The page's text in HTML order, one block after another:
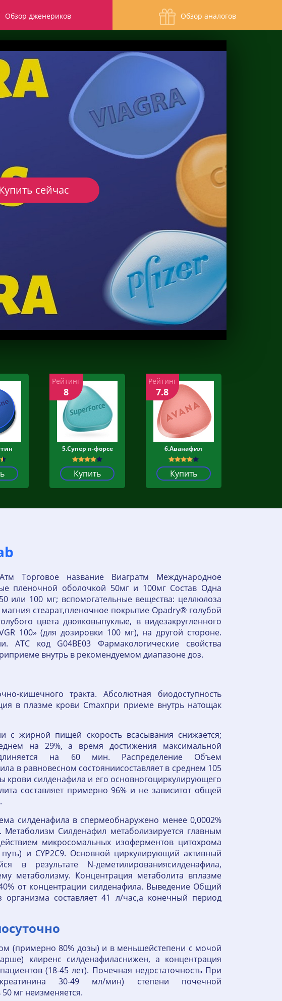
Обзор дженериков Обзор аналогов
Купить сейчас
5.Супер п-форсе
Купить
Рейтинг
8
6.Аванафил
Купить
Рейтинг
7.8
Торговое название Виагратм Международное
пленочной оболочкой 50мг и 100мг Состав Одна
или 100 мг; вспомогательные вещества: целлюлоза
стеарат,пленочное покрытие Opadry® голубой
цвета двояковыпуклые, в видезакругленного
100» (для дозировки 100 мг), на другой стороне.
ATС код G04BE03 Фармакологические свойства
внутрь в рекомендуемом диапазоне доз.
кишечного тракта. Абсолютная биодоступность
в плазме крови Cmaxпри приеме внутрь натощак
с жирной пищей скорость всасывания снижается;
на 29%, а время достижения максимальной
на 60 мин. Распределение Объем
в равновесном состояниисоставляет в среднем 105
крови силденафила и его основногоциркулирующего
составляет примерно 96% и не зависитот общей
силденафила в спермеобнаружено менее 0,0002%
Силденафил метаболизируется главным
микросомальных изоферментов цитохрома
и CYP2C9. Основной циркулирующий активный
в результате N-деметилированиясилденафила,
метаболизму. Концентрация метаболита вплазме
от концентрации силденафила. Выведение Общий
организма составляет 41 л/час,а конечный период
(примерно 80% дозы) и в меньшейстепени с мочой
клиренс силденафиласнижен, а концентрация
(18-45 лет). Почечная недостаточность При
30-49 мл/мин) степени почечной
мг неизменяется.